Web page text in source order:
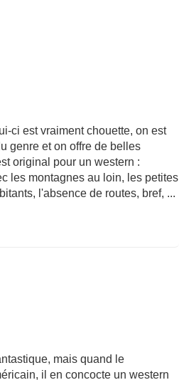
ci est vraiment chouette, on est
genre et on offre de belles
original pour un western :
les montagnes au loin, les petites
l'absence de routes, bref, ...
mais quand le
il en concocte un western